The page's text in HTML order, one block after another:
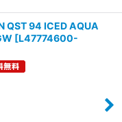
QST 94 ICED AQUA
[L47774600-